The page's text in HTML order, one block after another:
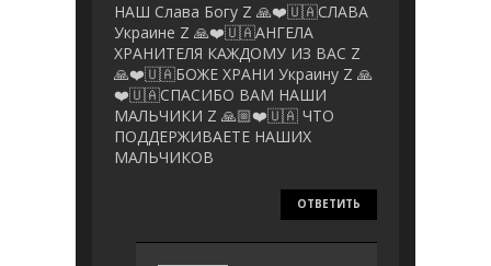
НАШ Слава Богу Z 🙏❤️🇺🇦СЛАВА
Украине Z 🙏❤️🇺🇦АНГЕЛА
ХРАНИТЕЛЯ КАЖДОМУ ИЗ ВАС Z
🙏❤️🇺🇦БОЖЕ ХРАНИ Украину Z 🙏
❤️🇺🇦СПАСИБО ВАМ НАШИ
МАЛЬЧИКИ Z 🙏🏼❤️🇺🇦 ЧТО
ПОДДЕРЖИВАЕТЕ НАШИХ
МАЛЬЧИКОВ
ОТВЕТИТЬ